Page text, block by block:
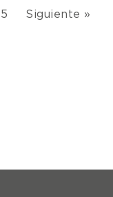
5 Siguiente »